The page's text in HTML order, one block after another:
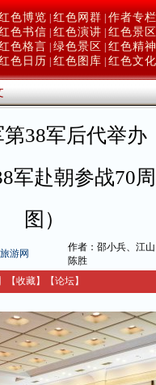
色博览 红色网群 作者专栏
色书信 红色演讲 红色景区
色格言 绿色景区
红色精神
色日历 红色图库 红色文化
38军后代举办
赴朝参战70
图）
游网
作者：邵小兵、江
陈胜
【收藏】 【论坛】